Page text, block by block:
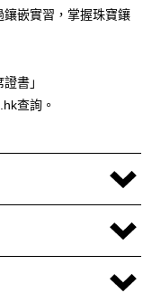
鑲嵌實習，掌握珠寶鑲
書」
查詢。